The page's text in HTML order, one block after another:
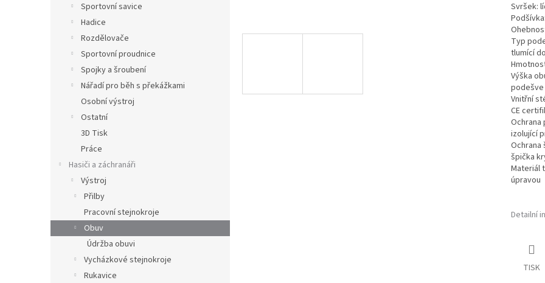
Sportovní savice
Hadice
Rozdělovače
Sportovní proudnice
Spojky a šroubení
Nářadí pro běh s překážkami
Osobní výstroj
Ostatní
3D Tisk
Práce
Hasiči a záchranáři
Výstroj
Přilby
Pracovní stejnokroje
Obuv
Údržba obuvi
Vycházkové stejnokroje
Rukavice
Svršek:
Typ
tlumící
Výška
podešve
Vnitřní
CE
Ochrana
izolující
Ochrana
špička
Materiál
úpravou
Detailní
TISK